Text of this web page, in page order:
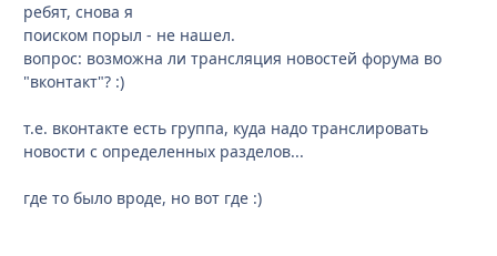
ребят, снова я
поиском порыл - не нашел.
вопрос: возможна ли трансляция новостей форума во
"вконтакт"? :)
т.е. вконтакте есть группа, куда надо транслировать
новости с определенных разделов...
где то было вроде, но вот где :)